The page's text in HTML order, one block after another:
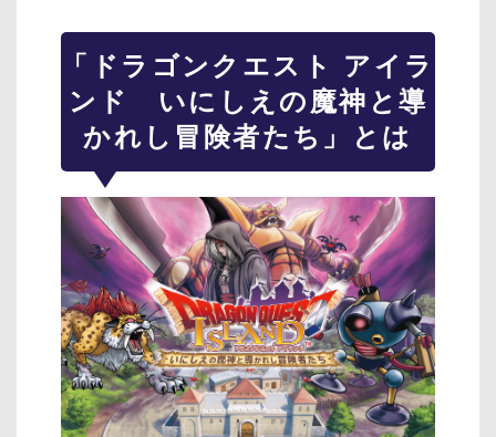
「ドラゴンクエスト アイラ
ンド いにしえの魔神と導
かれし冒険者たち」とは